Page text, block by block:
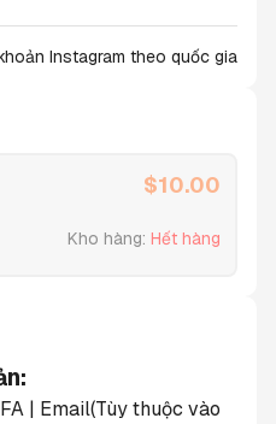
Instagram theo quốc gia
$10.00
Kho hàng: Hết hàng
| Email(Tùy thuộc vào